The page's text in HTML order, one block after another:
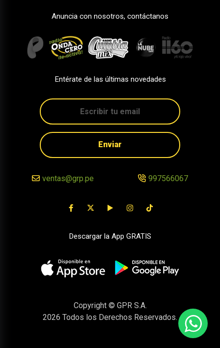
Anuncia con nosotros, contáctanos
Entérate de las últimas novedades
Enviar
ventas@grp.pe 997566067
Descargar la App GRATIS
Copyright © GPR S.A.
2026 Todos los Derechos Reservados.